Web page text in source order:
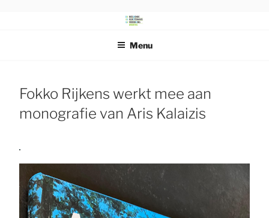
SCHILDERSGENOOTSCHAP
Beeldende Kunstenaars Vereniging Drenthe
Menu
Fokko Rijkens werkt mee aan
monografie van Aris Kalaizis